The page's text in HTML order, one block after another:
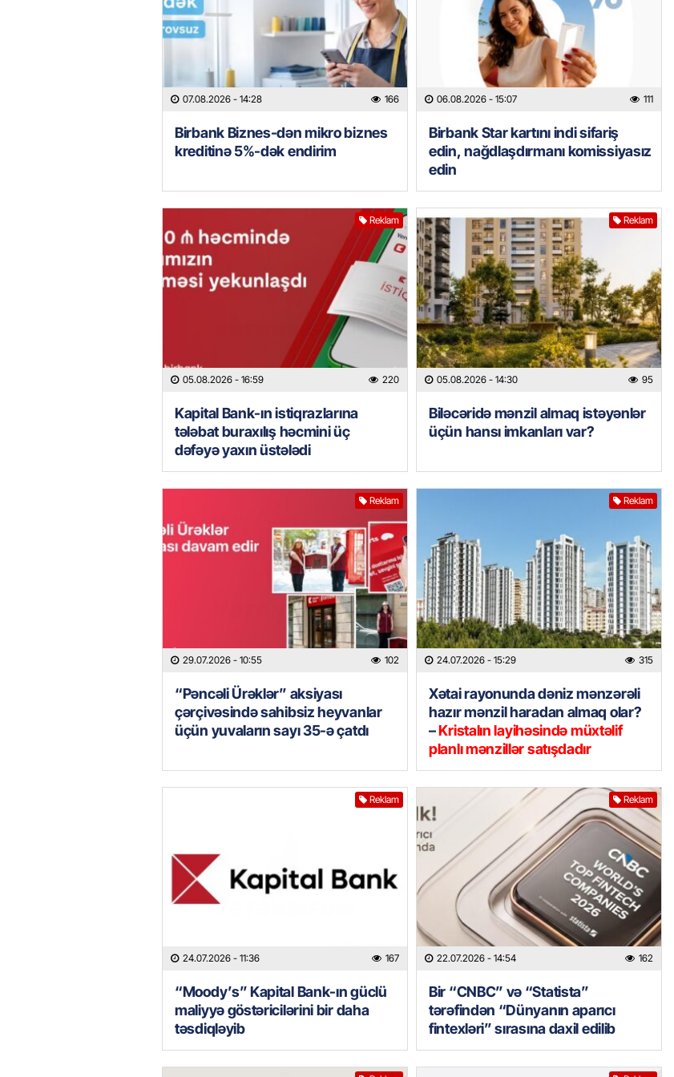
07.08.2026 - 14:28 166
Birbank Biznes-dən mikro biznes
kreditinə 5%-dək endirim
06.08.2026 - 15:07 111
Birbank Star kartını indi sifariş
edin, nağdlaşdırmanı komissiyasız
edin
Reklam
05.08.2026 - 16:59 220
Kapital Bank-ın istiqrazlarına
tələbat buraxılış həcmini üç
dəfəyə yaxın üstələdi
Reklam
05.08.2026 - 14:30 95
Biləcəridə mənzil almaq istəyənlər
üçün hansı imkanları var?
Reklam
29.07.2026 - 10:55 102
“Pəncəli Ürəklər” aksiyası
çərçivəsində sahibsiz heyvanlar
üçün yuvaların sayı 35-ə çatdı
Reklam
24.07.2026 - 15:29 315
Xətai rayonunda dəniz mənzərəli
hazır mənzil haradan almaq olar?
–Kristalın layihəsində müxtəlif
planlı mənzillər satışdadır
Reklam
24.07.2026 - 11:36 167
“Moody’s” Kapital Bank-ın güclü
maliyyə göstəricilərini bir daha
təsdiqləyib
Reklam
22.07.2026 - 14:54 162
Bir “CNBC” və “Statista”
tərəfindən “Dünyanın aparıcı
fintexləri” sırasına daxil edilib